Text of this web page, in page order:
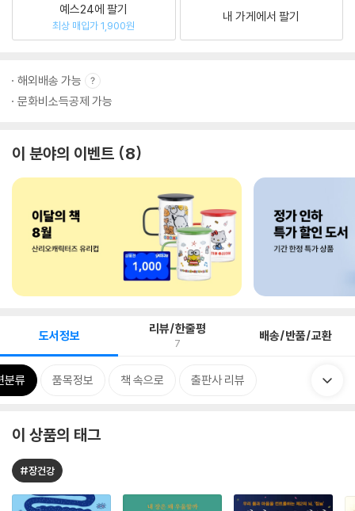
예스24에 팔기
최상 매입가 1,900원
내 가게에서 팔기
해외배송 가능
문화비소득공제 가능
이 분야의 이벤트 8
도서정보 리뷰/한줄평
7 배송/반품/교환
분류 품목정보 책 속으로 출판사 리뷰
이 상품의 태그
#장건강